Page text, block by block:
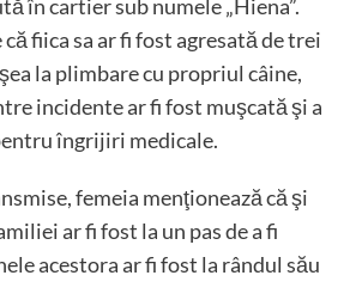
în cartier sub numele „Hiena”.
fiica sa ar fi fost agresată de trei
la plimbare cu propriul câine,
incidente ar fi fost muşcată şi a
îngrijiri medicale.
femeia menţionează că şi
ar fi fost la un pas de a fi
acestora ar fi fost la rândul său